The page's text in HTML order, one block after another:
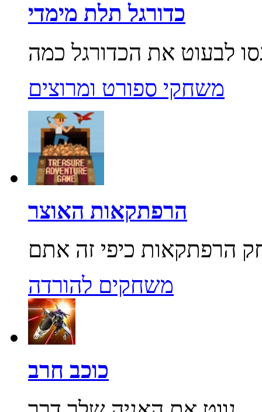
כדורגל תלת מימדי
משחקי ספורט ומרוצים
הרפתקאות האוצר
משחקים להורדה
כוכב חרב